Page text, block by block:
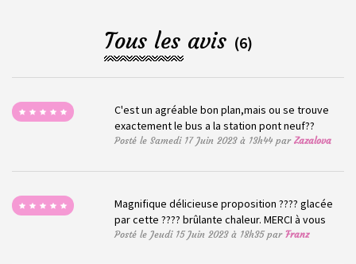
Tous les avis (6)
C'est un agréable bon plan,mais ou se trouve
exactement le bus a la station pont neuf??
Posté le Samedi 17 Juin 2023 à 13h44 parZazalova
Magnifique délicieuse proposition ???? glacée
par cette ???? brûlante chaleur. MERCI à vous
Posté le Jeudi 15 Juin 2023 à 18h35 parFranz